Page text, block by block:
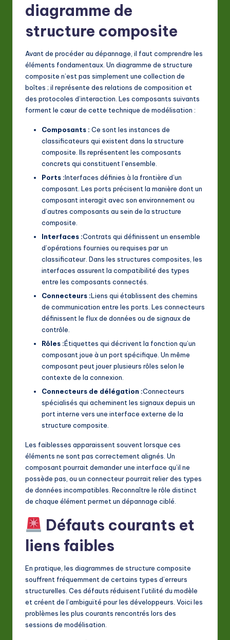
diagramme de
structure composite
Avant de procéder au dépannage, il faut comprendre les
éléments fondamentaux. Un diagramme de structure
composite n’est pas simplement une collection de
boîtes ; il représente des relations de composition et
des protocoles d’interaction. Les composants suivants
forment le cœur de cette technique de modélisation :
Composants : Ce sont les instances de
classificateurs qui existent dans la structure
composite. Ils représentent les composants
concrets qui constituent l’ensemble.
Ports :Interfaces définies à la frontière d’un
composant. Les ports précisent la manière dont un
composant interagit avec son environnement ou
d’autres composants au sein de la structure
composite.
Interfaces :Contrats qui définissent un ensemble
d’opérations fournies ou requises par un
classificateur. Dans les structures composites, les
interfaces assurent la compatibilité des types
entre les composants connectés.
Connecteurs :Liens qui établissent des chemins
de communication entre les ports. Les connecteurs
définissent le flux de données ou de signaux de
contrôle.
Rôles :Étiquettes qui décrivent la fonction qu’un
composant joue à un port spécifique. Un même
composant peut jouer plusieurs rôles selon le
contexte de la connexion.
Connecteurs de délégation :Connecteurs
spécialisés qui acheminent les signaux depuis un
port interne vers une interface externe de la
structure composite.
Les faiblesses apparaissent souvent lorsque ces
éléments ne sont pas correctement alignés. Un
composant pourrait demander une interface qu’il ne
possède pas, ou un connecteur pourrait relier des types
de données incompatibles. Reconnaître le rôle distinct
de chaque élément permet un dépannage ciblé.
Défauts courants et
liens faibles
En pratique, les diagrammes de structure composite
souffrent fréquemment de certains types d’erreurs
structurelles. Ces défauts réduisent l’utilité du modèle
et créent de l’ambiguïté pour les développeurs. Voici les
problèmes les plus courants rencontrés lors des
sessions de modélisation.